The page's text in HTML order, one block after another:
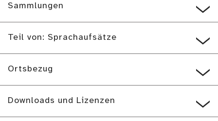
Sammlungen
Teil von: Sprachaufsätze
Ortsbezug
Downloads und Lizenzen